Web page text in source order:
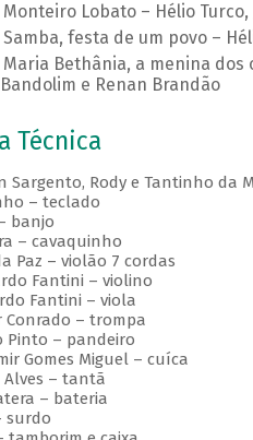
Monteiro Lobato – Hélio
Samba, festa de um povo –
Maria Bethânia, a menina dos
e Renan Brandão
Técnica
Sargento, Rody e Tantinho da
– teclado
banjo
– cavaquinho
Paz – violão 7 cordas
Fantini – violino
Fantini – viola
Conrado – trompa
Pinto – pandeiro
Gomes Miguel – cuíca
Alves – tantã
– bateria
surdo